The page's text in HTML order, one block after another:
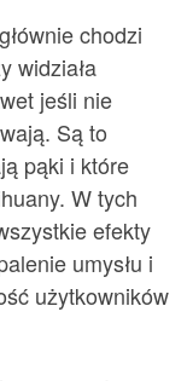
chodzi
widziała
jeśli nie
Są to
pąki i które
W tych
efekty
umysłu i
użytkowników